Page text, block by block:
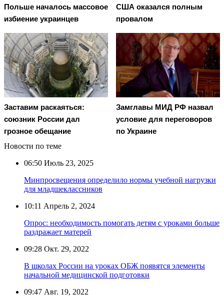
Польше началось массовое
избиение украинцев
США оказался полным
провалом
Заставим раскаяться:
союзник России дал
грозное обещание
Замглавы МИД РФ назвал
условие для переговоров
по Украине
Новости по теме
06:50 Июль 23, 2025
Минпросвещения определило нормы учебной нагрузки
для младшеклассников
10:11 Апрель 2, 2024
Опрос: необходимость помогать детям с уроками больше
раздражает матерей
09:28 Окт. 29, 2022
В школах России на уроках ОБЖ появятся элементы
начальной медицинской подготовки
09:47 Авг. 19, 2022